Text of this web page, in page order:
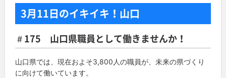
3月11日のイキイキ！山口
＃175 山口県職員として働きませんか！
山口県では、現在およそ3,800人の職員が、未来の県づくり
に向けて働いています。